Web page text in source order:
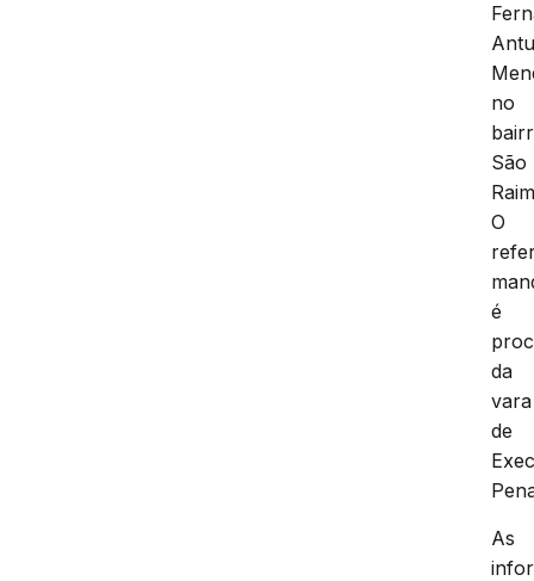
no
São
O
é
da
vara
de
As